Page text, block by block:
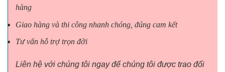
hàng
Giao hàng và thi công nhanh chóng, đúng cam kết
Tư vấn hỗ trợ trọn đời
Liên hệ với chúng tôi ngay để chúng tôi được trao đổi